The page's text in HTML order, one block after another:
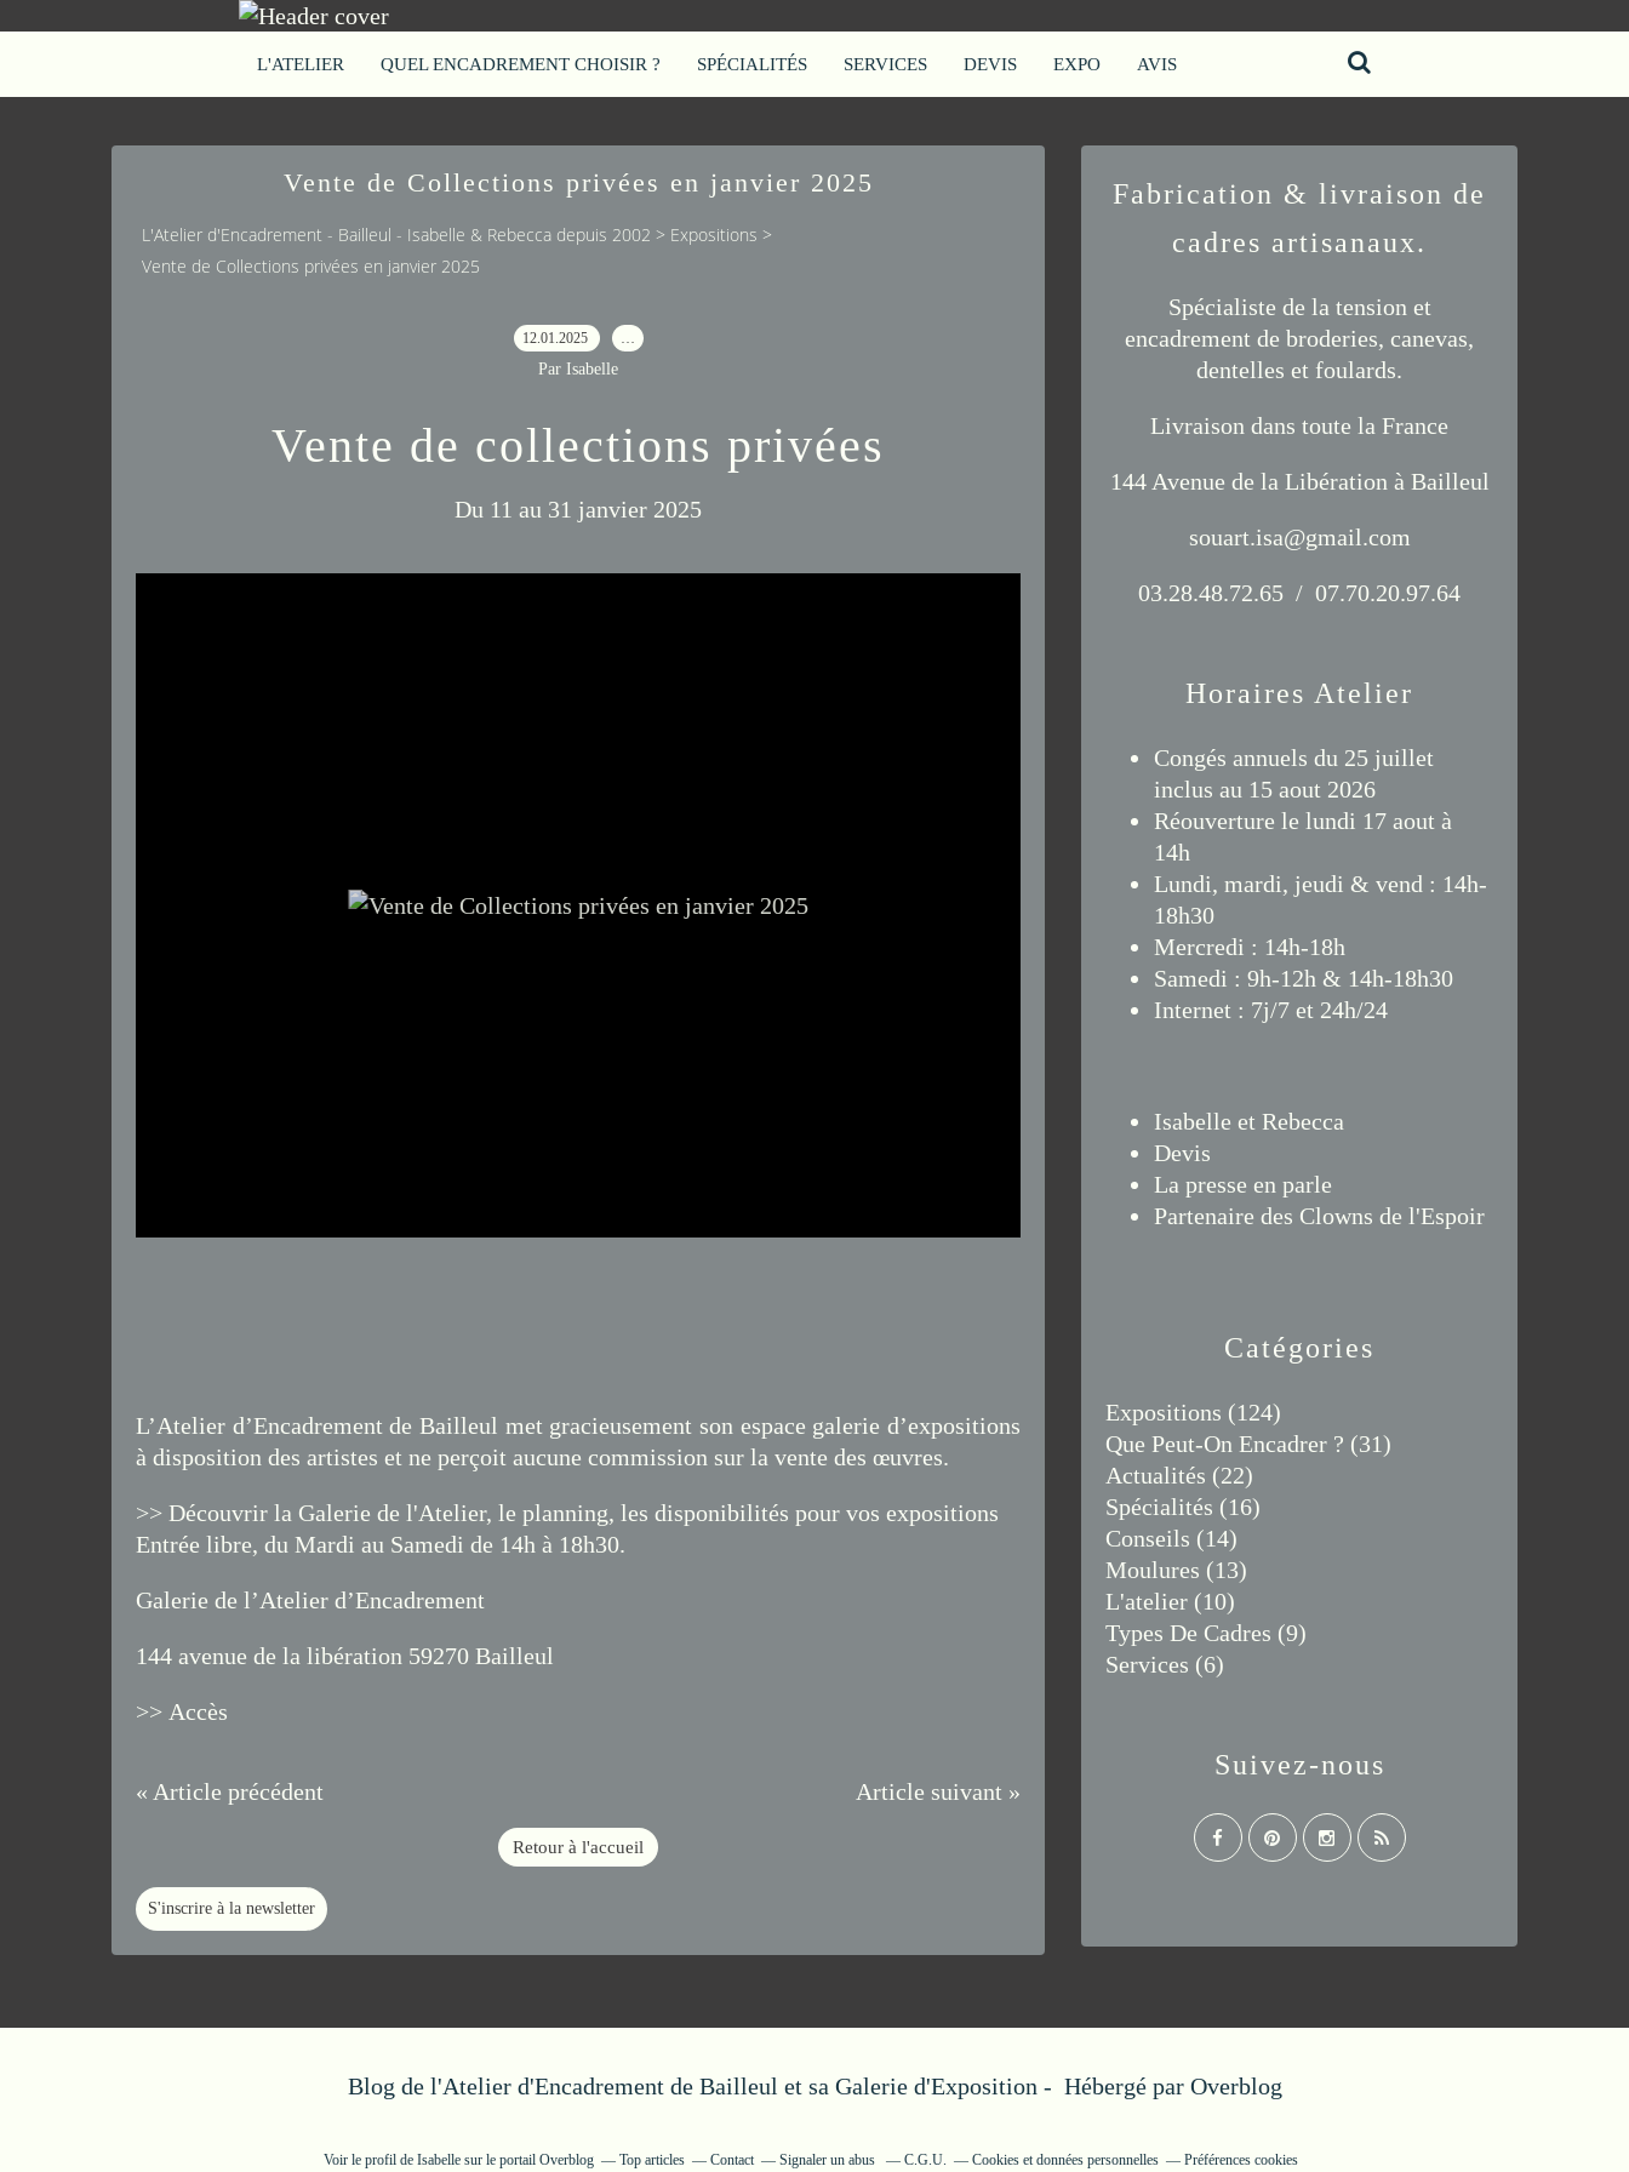
L'ATELIER QUEL ENCADREMENT CHOISIR ? SPÉCIALITÉS SERVICES DEVIS EXPO AVIS
Vente de Collections privées en janvier 2025
L'Atelier d'Encadrement - Bailleul - Isabelle & Rebecca depuis 2002 > Expositions >
Vente de Collections privées en janvier 2025
12.01.2025
Par Isabelle
Vente de collections privées
Du 11 au 31 janvier 2025
L’Atelier d’Encadrement de Bailleul met gracieusement son espace galerie d’expositions
à disposition des artistes et ne perçoit aucune commission sur la vente des œuvres.
>> Découvrir la Galerie de l'Atelier, le planning, les disponibilités pour vos expositions
Entrée libre, du Mardi au Samedi de 14h à 18h30.
Galerie de l’Atelier d’Encadrement
144 avenue de la libération 59270 Bailleul
>> Accès
« Article précédent Article suivant »
Retour à l'accueil
S'inscrire à la newsletter
Catégories
Expositions (124)
Que Peut-On Encadrer ? (31)
Actualités (22)
Spécialités (16)
Conseils (14)
Moulures (13)
L'atelier (10)
Types De Cadres (9)
Services (6)
Suivez-nous
Fabrication & livraison de
cadres artisanaux.
Spécialiste de la tension et
encadrement de broderies, canevas,
dentelles et foulards.
Livraison dans toute la France
144 Avenue de la Libération à Bailleul
souart.isa@gmail.com
03.28.48.72.65 / 07.70.20.97.64
Horaires Atelier
Congés annuels du 25 juillet
inclus au 15 aout 2026
Réouverture le lundi 17 aout à
14h
Lundi, mardi, jeudi & vend : 14h-
18h30
Mercredi : 14h-18h
Samedi : 9h-12h & 14h-18h30
Internet : 7j/7 et 24h/24
Isabelle et Rebecca
Devis
La presse en parle
Partenaire des Clowns de l'Espoir
Blog de l'Atelier d'Encadrement de Bailleul et sa Galerie d'Exposition - Hébergé par Overblog
Voir le profil de Isabelle sur le portail Overblog Top articles Contact Signaler un abus C.G.U. Cookies et données personnelles Préférences cookies